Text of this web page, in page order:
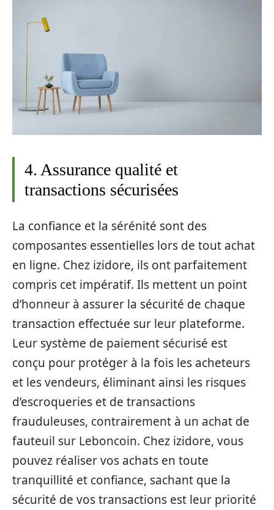
4. Assurance qualité et
transactions sécurisées
La confiance et la sérénité sont des
composantes essentielles lors de tout achat
en ligne. Chez izidore, ils ont parfaitement
compris cet impératif. Ils mettent un point
d’honneur à assurer la sécurité de chaque
transaction effectuée sur leur plateforme.
Leur système de paiement sécurisé est
conçu pour protéger à la fois les acheteurs
et les vendeurs, éliminant ainsi les risques
d’escroqueries et de transactions
frauduleuses, contrairement à un achat de
fauteuil sur Leboncoin. Chez izidore, vous
pouvez réaliser vos achats en toute
tranquillité et confiance, sachant que la
sécurité de vos transactions est leur priorité